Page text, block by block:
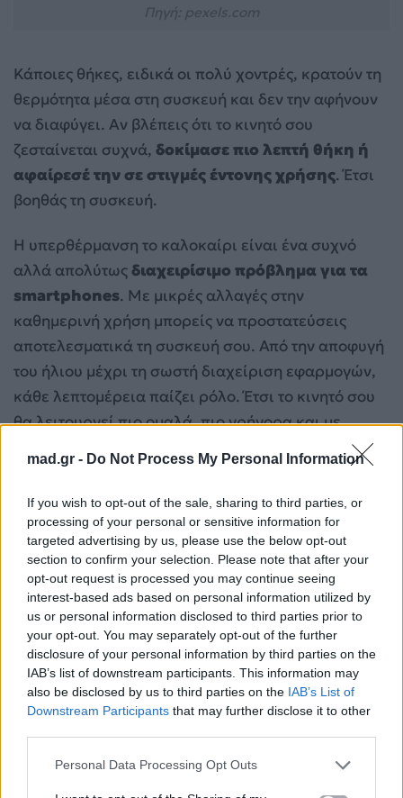
mad.gr - Do Not Process My Personal Information
If you wish to opt-out of the sale, sharing to third parties, or
processing of your personal or sensitive information for
targeted advertising by us, please use the below opt-out
section to confirm your selection. Please note that after your
opt-out request is processed you may continue seeing
interest-based ads based on personal information utilized by
us or personal information disclosed to third parties prior to
your opt-out. You may separately opt-out of the further
disclosure of your personal information by third parties on the
IAB’s list of downstream participants. This information may
also be disclosed by us to third parties on the IAB’s List of
Downstream Participants that may further disclose it to other
Personal Data Processing Opt Outs
Κάποιες θήκες, ειδικά οι πολύ χοντρές, κρατούν τη
θερμότητα μέσα στη συσκευή και δεν την αφήνουν
να διαφύγει. Αν βλέπεις ότι το κινητό σου
ζεσταίνεται συχνά, δοκίμασε πιο λεπτή θήκη ή
αφαίρεσέ την σε στιγμές έντονης χρήσης. Έτσι
βοηθάς τη συσκευή.
Η υπερθέρμανση το καλοκαίρι είναι ένα συχνό
αλλά απολύτωςδιαχειρίσιμο πρόβλημα για τα
smartphones. Με μικρές αλλαγές στην
καθημερινή χρήση μπορείς να προστατεύσεις
αποτελεσματικά τη συσκευή σου. Από την αποφυγή
του ήλιου μέχρι τη σωστή διαχείριση εφαρμογών,
κάθε λεπτομέρεια παίζει ρόλο. Έτσι το κινητό σου
θα λειτουργεί πιο ομαλά, πιο γρήγορα και με
καλοκαίρι.